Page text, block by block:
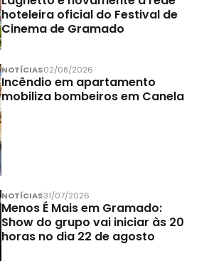
hoteleira oficial do Festival de
Cinema de Gramado
NOTÍCIAS02/08/2026
Incêndio em apartamento
mobiliza bombeiros em Canela
NOTÍCIAS31/07/2026
Menos É Mais em Gramado:
Show do grupo vai iniciar às 20
horas no dia 22 de agosto